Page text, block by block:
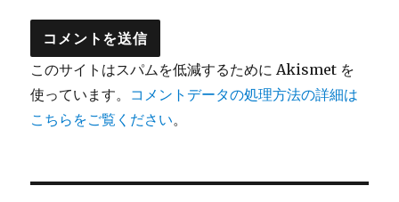
このサイトはスパムを低減するために Akismet を
使っています。 コメントデータの処理方法の詳細は
こちらをご覧ください。